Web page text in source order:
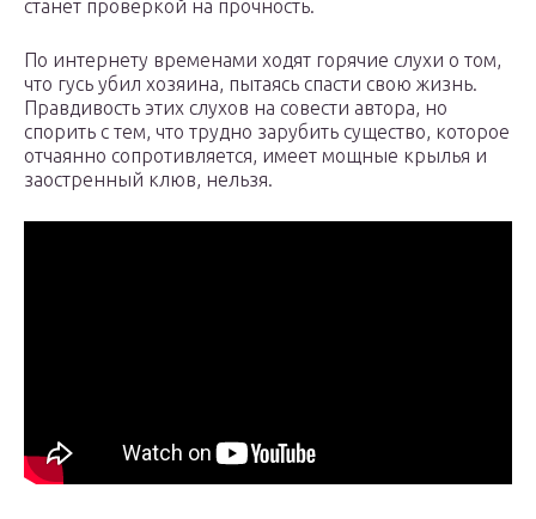
станет проверкой на прочность.
По интернету временами ходят горячие слухи о том,
что гусь убил хозяина, пытаясь спасти свою жизнь.
Правдивость этих слухов на совести автора, но
спорить с тем, что трудно зарубить существо, которое
отчаянно сопротивляется, имеет мощные крылья и
заостренный клюв, нельзя.